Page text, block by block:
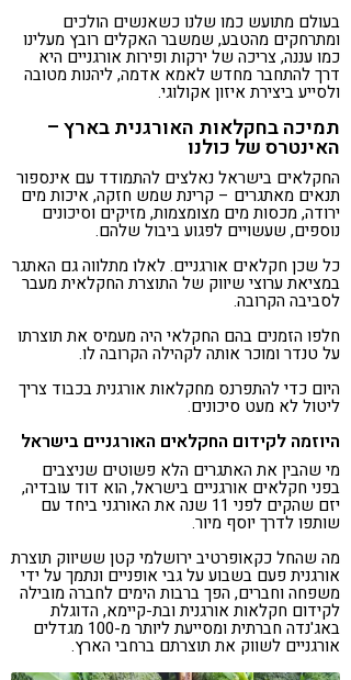
בעולם מתועש כמו שלנו כשאנשים הולכים
ומתרחקים מהטבע, שמשבר האקלים רובץ מעלינו
כמו עננה, צריכה של ירקות ופירות אורגניים היא
דרך להתחבר מחדש לאמא אדמה, ליהנות מטובה
ולסייע ביצירת איזון אקולוגי.
תמיכה בחקלאות האורגנית בארץ –
האינטרס של כולנו
החקלאים בישראל נאלצים להתמודד עם אינספור
תנאים מאתגרים – קרינת שמש חזקה, איכות מים
ירודה, מכסות מים מצומצמות, מזיקים וסיכונים
נוספים, שעשויים לפגוע ביבול שלהם.
כל שכן חקלאים אורגניים. לאלו מתלווה גם האתגר
במציאת ערוצי שיווק של התוצרת החקלאית מעבר
לסביבה הקרובה.
חלפו הזמנים בהם החקלאי היה מעמיס את תוצרתו
על טנדר ומוכר אותה לקהילה הקרובה לו.
היום כדי להתפרנס מחקלאות אורגנית בכבוד צריך
ליטול לא מעט סיכונים.
היוזמה לקידום החקלאים האורגניים בישראל
מי שהבין את האתגרים הלא פשוטים שניצבים
בפני חקלאים אורגניים בישראל, הוא דוד עובדיה,
יזם שהקים לפני 11 שנה את האורגני ביחד עם
שותפו לדרך יוסף מיור.
מה שהחל כקאופרטיב ירושלמי קטן ששיווק תוצרת
אורגנית פעם בשבוע על גבי אופניים ונתמך על ידי
משפחה וחברים, הפך ברבות הימים לחברה מובילה
לקידום חקלאות אורגנית ובת-קיימא, הדוגלת
באג'נדה חברתית ומסייעת ליותר מ-100 מגדלים
אורגניים לשווק את תוצרתם ברחבי הארץ.